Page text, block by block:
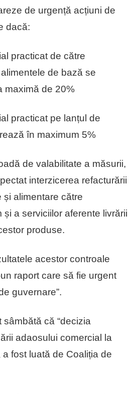
de urgență acțiuni de
dacă:
practicat de către
de bază se
maximă de 20%
practicat pe lanțul de
în maximum 5%
de valabilitate a măsurii,
interzicerea refacturării
și alimentare către
și a serviciilor aferente livrării
produse.
acestor controale
raport care să fie urgent
guvernare”.
că “decizia
adaosului comercial la
fost luată de Coaliția de